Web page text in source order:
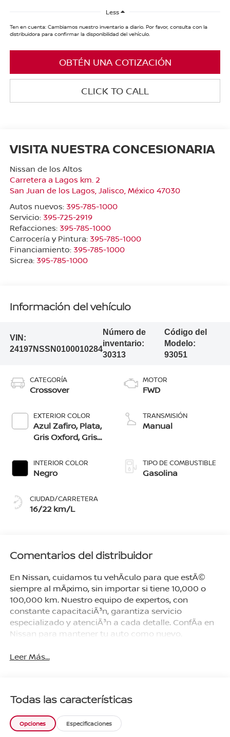
Less
Ten en cuenta: Cambiamos nuestro inventario a diario. Por favor, consulta con la
distribuidora para confirmar la disponibilidad del vehículo.
OBTÉN UNA COTIZACIÓN
CLICK TO CALL
VISITA NUESTRA CONCESIONARIA
Nissan de los Altos
Carretera a Lagos km. 2
San Juan de los Lagos Jalisco , México 47030
Autos nuevos: 395-785-1000
Servicio: 395-725-2919
Refacciones: 395-785-1000
Carrocería y Pintura: 395-785-1000
Financiamiento: 395-785-1000
Sicrea: 395-785-1000
Información del vehículo
VIN:
24197NSSN0100010284
Número de
inventario:
30313
Código del
Modelo:
93051
CATEGORÍA
Crossover
EXTERIOR COLOR
Azul Zafiro, Plata,
Gris Oxford, Gris
Burdeos, Blanco
Perlado
INTERIOR COLOR
Negro
CIUDAD/CARRETERA
16/22 km/L
MOTOR
FWD
TRANSMISIÓN
Manual
TIPO DE COMBUSTIBLE
Gasolina
Comentarios del distribuidor
En Nissan, cuidamos tu vehÃ­culo para que estÃ©
siempre al mÃ¡ximo, sin importar si tiene 10,000 o
100,000 km. Nuestro equipo de expertos, con
constante capacitaciÃ³n, garantiza servicio
especializado y atenciÃ³n a cada detalle. ConfÃ­a en
Nissan para mantener tu auto como nuevo.
Leer Más...
Todas las características
Opciones Especificaciones